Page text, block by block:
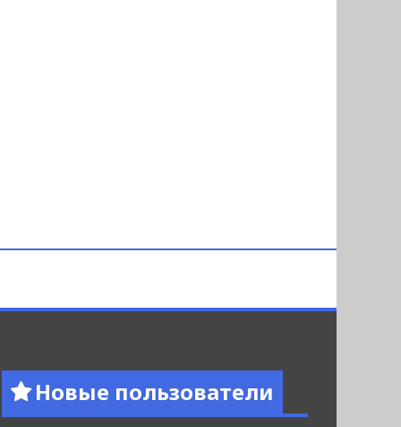
Новые пользователи